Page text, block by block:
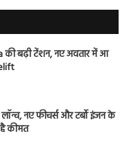
बढ़ी टेंशन, नए अवतार में आ
नए फीचर्स और टर्बो इंजन के
कीमत